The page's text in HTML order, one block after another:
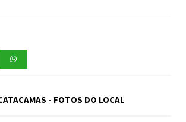
- FOTOS DO LOCAL